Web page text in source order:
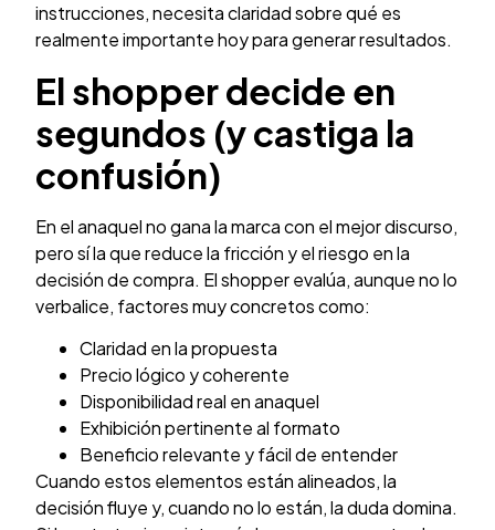
instrucciones, necesita claridad sobre qué es
realmente importante hoy para generar resultados.
El shopper decide en
segundos (y castiga la
confusión)
En el anaquel no gana la marca con el mejor discurso,
pero sí la que reduce la fricción y el riesgo en la
decisión de compra. El shopper evalúa, aunque no lo
verbalice, factores muy concretos como:
Claridad en la propuesta
Precio lógico y coherente
Disponibilidad real en anaquel
Exhibición pertinente al formato
Beneficio relevante y fácil de entender
Cuando estos elementos están alineados, la
decisión fluye y, cuando no lo están, la duda domina.